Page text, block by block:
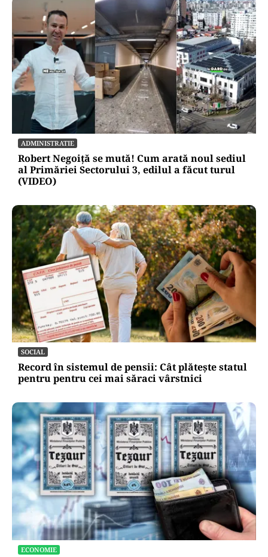
ADMINISTRATIE
Robert Negoiță se mută! Cum arată noul sediul
al Primăriei Sectorului 3, edilul a făcut turul
(VIDEO)
SOCIAL
Record în sistemul de pensii: Cât plătește statul
pentru pentru cei mai săraci vârstnici
ECONOMIE